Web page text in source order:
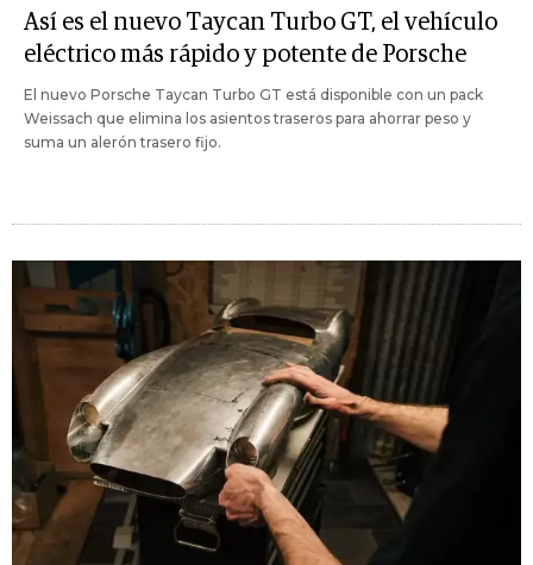
Así es el nuevo Taycan Turbo GT, el vehículo
eléctrico más rápido y potente de Porsche
El nuevo Porsche Taycan Turbo GT está disponible con un pack
Weissach que elimina los asientos traseros para ahorrar peso y
suma un alerón trasero fijo.